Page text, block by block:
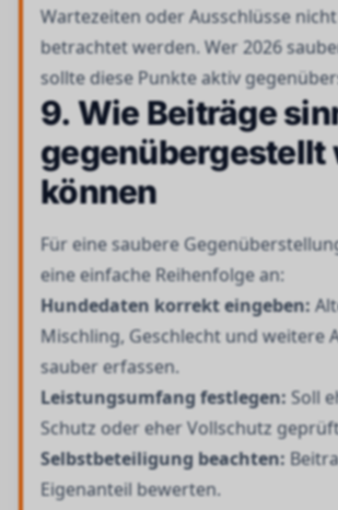
Wartezeiten oder Ausschlüsse
betrachtet werden. Wer 2026
sollte diese Punkte aktiv
9. Wie Beiträge
gegenübergestellt
können
Für eine saubere
eine einfache Reihenfolge an:
Hundedaten korrekt eingeben:
Mischling, Geschlecht und weitere
sauber erfassen.
Leistungsumfang festlegen: Soll
Schutz oder eher Vollschutz
Selbstbeteiligung beachten:
Eigenanteil bewerten.